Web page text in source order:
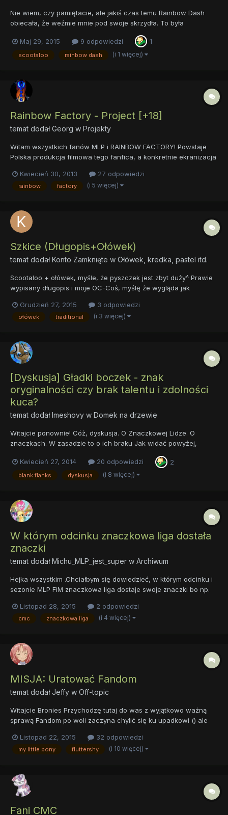
Nie wiem, czy pamiętacie, ale jakiś czas temu Rainbow Dash
obiecała, że weźmie mnie pod swoje skrzydła. To była
najszczęśliwsza chwila mojego życia, po prostu ekstra! Nie
mogłam uwierzyć, że to powiedziała, a powiedziała to przecież!
Co nie? Co nie? I... w sumie tyle z tego wyszło. Nie czuję się...
Maj 29, 2015 9 odpowiedzi 1
scootaloo rainbow dash (i 1 więcej)
Rainbow Factory - Project [+18]
temat dodałGeorg w Projekty
Witam wszystkich fanów MLP i RAINBOW FACTORY! Powstaje
Polska produkcja filmowa tego fanfica, a konkretnie ekranizacja
dźwiękowców i osoby do dubbingu. Zapraszam wszystkich na
http://www.rainbowfactory-project.pl/
Kwiecień 30, 2013 27 odpowiedzi
rainbow factory (i 5 więcej)
Szkice (Długopis+Ołówek)
temat dodałKonto Zamknięte w Ołówek, kredka, pastel itd.
Scootaloo + ołówek, myśle, że pyszczek jest zbyt duży^ Prawie
wypisany długopis i moje OC-Coś, myślę że wygląda jak
długopisem.. Nie wiem co to ma być, ma ZBYT krótką szyję i
ciało... Dziwne nogi... ALICORN
Grudzień 27, 2015 3 odpowiedzi
ołówek traditional (i 3 więcej)
[Dyskusja] Gładki boczek - znak
oryginalności czy brak talentu i zdolności
kuca?
temat dodałImeshovy w Domek na drzewie
Witajcie ponownie! Cóż, dyskusja. O Znaczkowej Lidze. O
znaczkach. W zasadzie to o ich braku Jak widać powyżej,
gładki boczek. Gładki, gładkość, nicość, czystka, no po prostu
nic tu nie ma. Sama sierść (czy co tam kucyki mają )....
Kwiecień 27, 2014 20 odpowiedzi 2
blank flanks dyskusja (i 8 więcej)
W którym odcinku znaczkowa liga dostała
znaczki
temat dodałMichu_MLP_jest_super w Archiwum
Hejka wszystkim .Chciałbym się dowiedzieć, w którym odcinku i
sezonie MLP FiM znaczkowa liga dostaje swoje znaczki bo np.
na szybkie odpowiedzi,z góry dziękuję.
Listopad 28, 2015 2 odpowiedzi
cmc znaczkowa liga (i 4 więcej)
MISJA: Uratować Fandom
temat dodałJeffy w Off-topic
Witajcie Bronies Przychodzę tutaj do was z wyjątkowo ważną
sprawą Fandom po woli zaczyna chylić się ku upadkowi () ale
Sami zobaczcie! https://www.youtube.com/watch?
v=_sdN59VceXM
Listopad 22, 2015 32 odpowiedzi
my little pony fluttershy (i 10 więcej)
Fani CMC